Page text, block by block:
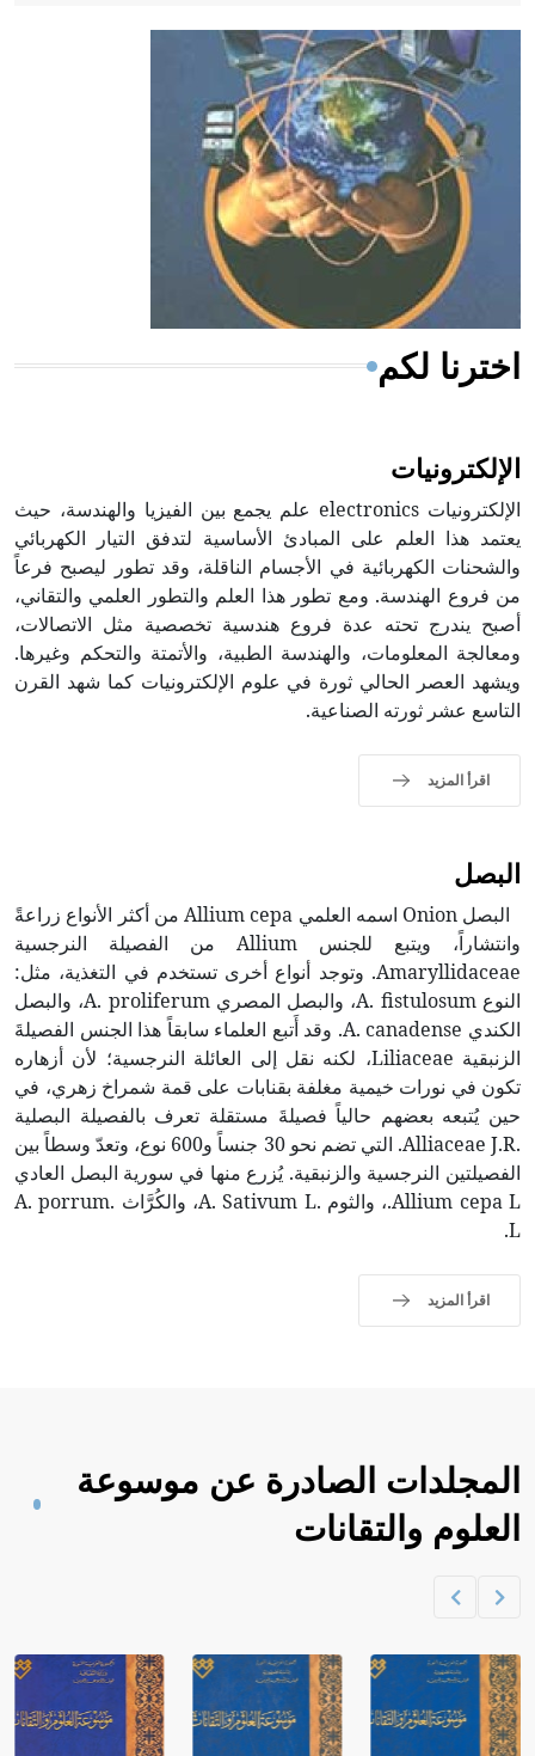
- هل تعلم أن أبقراط كتب في الطب أربعة مؤلفات هي:
الحكم، الأدلة، تنظيم التغذية، ورسالته في جروح الرأس.
ويعود له الفضل بأنه حرر الطب من الدين والفلسفة.
- هل تعلم أن المرجان إفراز حيواني يتكون في البحر ويتركب
من مادة كربونات الكلسيوم، وهو أحمر أو شديد الحمرة وهو
أجود أنواعه، ويمتاز بكبر الحجم ويسمى الش
اخترنا لكم
الإلكترونيات
الإلكترونيات electronics علم يجمع بين الفيزيا والهندسة، حيث
يعتمد هذا العلم على المبادئ الأساسية لتدفق التيار الكهربائي
والشحنات الكهربائية في الأجسام الناقلة، وقد تطور ليصبح فرعاً
من فروع الهندسة. ومع تطور هذا العلم والتطور العلمي والتقاني،
أصبح يندرج تحته عدة فروع هندسية تخصصية مثل الاتصالات،
ومعالجة المعلومات، والهندسة الطبية، والأتمتة والتحكم وغيرها.
ويشهد العصر الحالي ثورة في علوم الإلكترونيات كما شهد القرن
التاسع عشر ثورته الصناعية.
اقرأ المزيد
البصل
البصل Onion اسمه العلمي Allium cepa من أكثر الأنواع زراعةً
وانتشاراً، ويتبع للجنس Allium من الفصيلة النرجسية
Amaryllidaceae. وتوجد أنواع أخرى تستخدم في التغذية، مثل:
النوع A. fistulosum، والبصل المصري A. proliferum، والبصل
الكندي A. canadense. وقد أَتبع العلماء سابقاً هذا الجنس الفصيلةَ
الزنبقية Liliaceae، لكنه نقل إلى العائلة النرجسية؛ لأن أزهاره
تكون في نورات خيمية مغلفة بقنابات على قمة شمراخ زهري، في
حين يُتبعه بعضهم حالياً فصيلةَ مستقلة تعرف بالفصيلة البصلية
.Alliaceae J.R. التي تضم نحو 30 جنساً و600 نوع، وتعدّ وسطاً بين
الفصيلتين النرجسية والزنبقية. يُزرع منها في سورية البصل العادي
Allium cepa L.، والثوم .A. Sativum L، والكُرَّاث .A. porrum
L.
اقرأ المزيد
المجلدات الصادرة عن موسوعة
العلوم والتقانات